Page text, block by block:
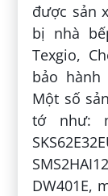
được sản
bị nhà
Texgio,
bảo
Một số
tớ như:
DW401E,